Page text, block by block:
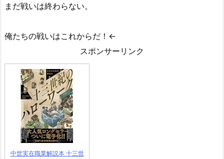
まだ戦いは終わらない。
俺たちの戦いはこれからだ！←
スポンサーリンク
中世実在職業解説本 十三世